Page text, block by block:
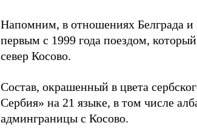
Напомним, в отношениях Белграда и
первым с 1999 года поездом,
север Косово.
Состав, окрашенный в цвета
Сербия» на 21 языке, в том числе
админграницы с Косово.